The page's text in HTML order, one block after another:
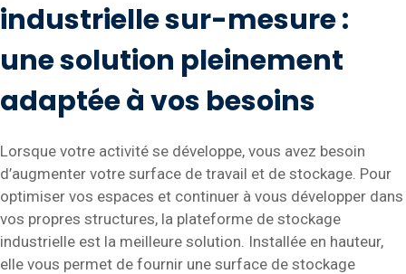
industrielle sur-mesure :
une solution pleinement
adaptée à vos besoins
Lorsque votre activité se développe, vous avez besoin
d’augmenter votre surface de travail et de stockage. Pour
optimiser vos espaces et continuer à vous développer dans
vos propres structures, la plateforme de stockage
industrielle est la meilleure solution. Installée en hauteur,
elle vous permet de fournir une surface de stockage